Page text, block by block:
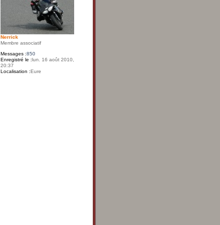
Nerrick
Membre associatif
Messages :850
Enregistré le :lun. 16 août 2010,
20:37
Localisation :Eure